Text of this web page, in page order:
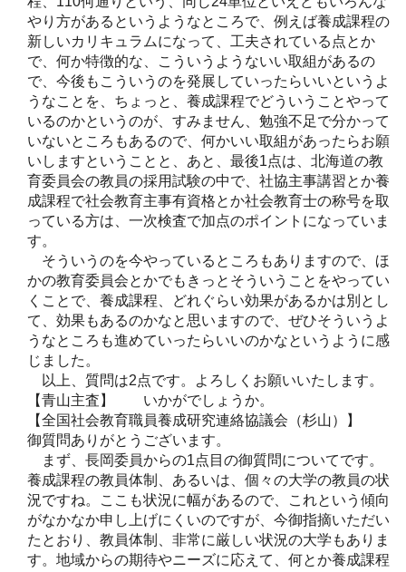
やり方があるというようなところで、例えば養成課程の
新しいカリキュラムになって、工夫されている点とか
で、何か特徴的な、こういうようないい取組があるの
で、今後もこういうのを発展していったらいいというよ
うなことを、ちょっと、養成課程でどういうことやって
いるのかというのが、すみません、勉強不足で分かって
いないところもあるので、何かいい取組があったらお願
いしますということと、あと、最後1点は、北海道の教
育委員会の教員の採用試験の中で、社協主事講習とか養
成課程で社会教育主事有資格とか社会教育士の称号を取
っている方は、一次検査で加点のポイントになっていま
す。
そういうのを今やっているところもありますので、ほ
かの教育委員会とかでもきっとそういうことをやってい
くことで、養成課程、どれぐらい効果があるかは別とし
て、効果もあるのかなと思いますので、ぜひそういうよ
うなところも進めていったらいいのかなというように感
じました。
以上、質問は2点です。よろしくお願いいたします。
【青山主査】 いかがでしょうか。
【全国社会教育職員養成研究連絡協議会（杉山）】
御質問ありがとうございます。
まず、長岡委員からの1点目の御質問についてです。
養成課程の教員体制、あるいは、個々の大学の教員の状
況ですね。ここも状況に幅があるので、これという傾向
がなかなか申し上げにくいのですが、今御指摘いただい
たとおり、教員体制、非常に厳しい状況の大学もありま
す。地域からの期待やニーズに応えて、何とか養成課程